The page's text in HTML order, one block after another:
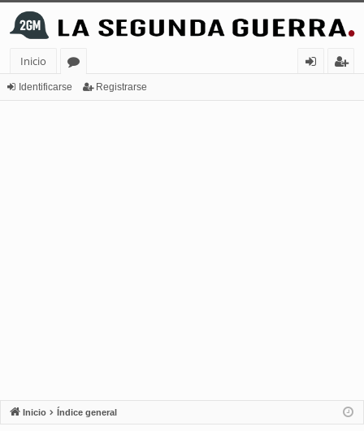
Inicio
or
Identificarse Registrarse
Inicio Índice general